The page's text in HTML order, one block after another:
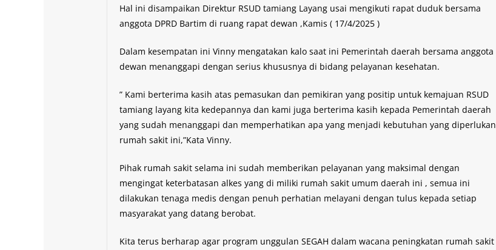
Hal ini disampaikan Direktur RSUD tamiang Layang usai mengikuti rapat duduk bersama
anggota DPRD Bartim di ruang rapat dewan ,Kamis ( 17/4/2025 )
Dalam kesempatan ini Vinny mengatakan kalo saat ini Pemerintah daerah bersama anggota
dewan menanggapi dengan serius khususnya di bidang pelayanan kesehatan.
” Kami berterima kasih atas pemasukan dan pemikiran yang positip untuk kemajuan RSUD
tamiang layang kita kedepannya dan kami juga berterima kasih kepada Pemerintah daerah
yang sudah menanggapi dan memperhatikan apa yang menjadi kebutuhan yang diperlukan
rumah sakit ini,”Kata Vinny.
Pihak rumah sakit selama ini sudah memberikan pelayanan yang maksimal dengan
mengingat keterbatasan alkes yang di miliki rumah sakit umum daerah ini , semua ini
dilakukan tenaga medis dengan penuh perhatian melayani dengan tulus kepada setiap
masyarakat yang datang berobat.
Kita terus berharap agar program unggulan SEGAH dalam wacana peningkatan rumah sakit